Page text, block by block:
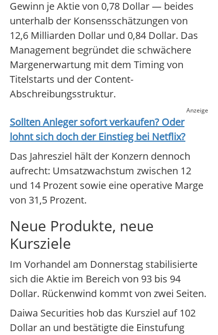
Gewinn je Aktie von 0,78 Dollar — beides
unterhalb der Konsensschätzungen von
12,6 Milliarden Dollar und 0,84 Dollar. Das
Management begründet die schwächere
Margenerwartung mit dem Timing von
Titelstarts und der Content-
Abschreibungsstruktur.
Anzeige
Sollten Anleger sofort verkaufen? Oder
lohnt sich doch der Einstieg bei Netflix?
Das Jahresziel hält der Konzern dennoch
aufrecht: Umsatzwachstum zwischen 12
und 14 Prozent sowie eine operative Marge
von 31,5 Prozent.
Neue Produkte, neue
Kursziele
Im Vorhandel am Donnerstag stabilisierte
sich die Aktie im Bereich von 93 bis 94
Dollar. Rückenwind kommt von zwei Seiten.
Daiwa Securities hob das Kursziel auf 102
Dollar an und bestätigte die Einstufung